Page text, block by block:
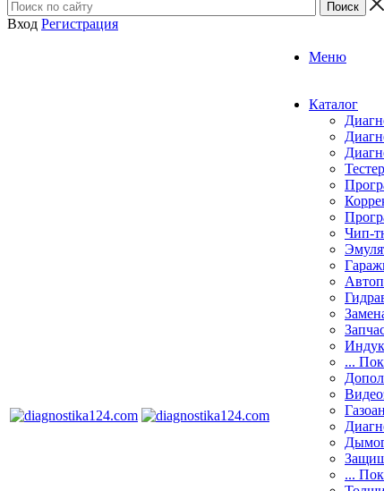
Вход Регистрация
Меню
Каталог
Чип-
...
...